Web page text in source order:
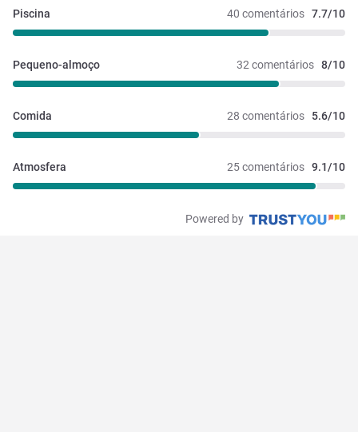
40 comentários 7.7/10
Piscina
32 comentários 8/10
Pequeno-almoço
28 comentários 5.6/10
Comida
25 comentários 9.1/10
Atmosfera
Powered by